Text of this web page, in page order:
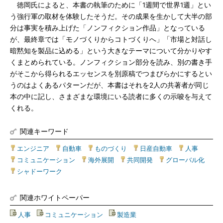
徳岡氏によると、本書の執筆のために「1週間で世界1週」とい
う強行軍の取材を体験したそうだ。その成果を生かして大半の部
分は事実を積み上げた「ノンフィクション作品」となっている
が、最終章では「モノづくりからコトづくりへ」「市場と対話し
暗黙知を製品に込める」という大きなテーマについて分かりやす
くまとめられている。ノンフィクション部分を読み、別の書き手
がそこから得られるエッセンスを別原稿でつまびらかにするとい
うのはよくあるパターンだが、本書はそれを2人の共著者が同じ
本の中に記し、さまざまな環境にいる読者に多くの示唆を与えて
くれる。
関連キーワード
エンジニア 自動車 ものづくり 日産自動車 人事
コミュニケーション
海外展開 共同開発 グローバル化
シャドーワーク
関連ホワイトペーパー
人事 コミュニケーション 製造業